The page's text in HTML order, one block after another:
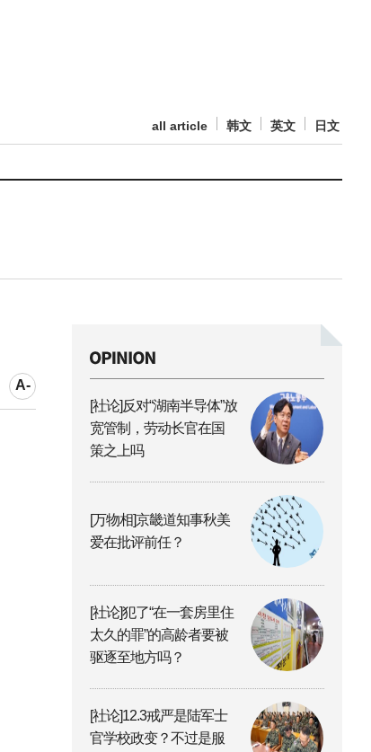
all article 韩文 英文 日文
A-
[社论]反对“湖南半导体”放
宽管制，劳动长官在国
策之上吗
[万物相]京畿道知事秋美
爱在批评前任？
[社论]犯了“在一套房里住
太久的罪”的高龄者要被
驱逐至地方吗？
[社论]12.3戒严是陆军士
官学校政变？不过是服